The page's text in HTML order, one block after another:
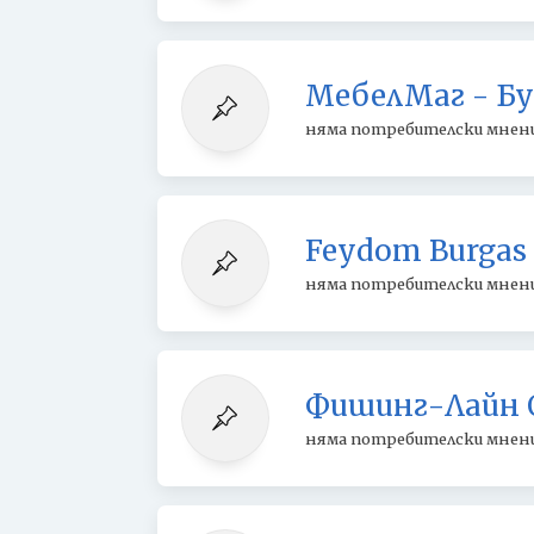
МебелМаг -
няма потребителски
Feydom Burgas
няма потребителски
Фишинг-Лайн
няма потребителски